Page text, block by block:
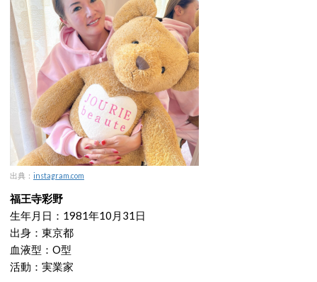
出典： instagram.com
福王寺彩野
生年月日：1981年10月31日
出身：東京都
血液型：O型
活動：実業家